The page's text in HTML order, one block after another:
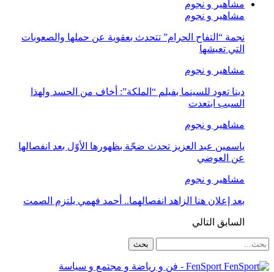
مشاهير و نجوم
مشاهير و نجوم
نجمة “التفاح الحرام” تتحدث بعقوية عن حملها والصعوبات
التي تعيشها
مشاهير و نجوم
دينا تعود للسينما بفيلم “الملكة”: أخاف من الحسد ولهذا
السبب ابتعدت
مشاهير و نجوم
ياسمين عبد العزيز تحدث ضجّة بظهورها الأوّل بعد انفصالها
عن العوضي
مشاهير و نجوم
بعد إعلان هنا الزاهد انفصالهما.. أحمد فهمي يلتزم الصمت
السابق التالي
FenSport - فن و رياضة و مجتمع و سياسة